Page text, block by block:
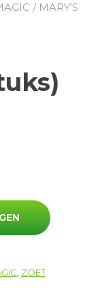
/ MARY’S
ZOET